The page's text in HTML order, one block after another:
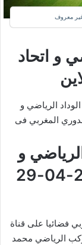
معروف
و اتحاد
29 كلا من نادى الوداد الرياضي و
المغربي فى
و
اتحاد يعقوب المنصور 2026-04-29
فضائيا على قناة
الرياضي محمد